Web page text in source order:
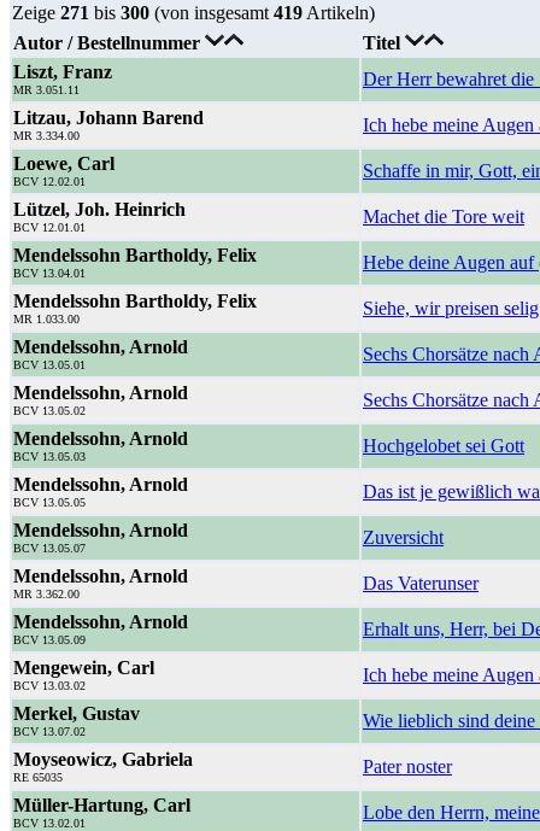
Zeige 271 bis 300 (von insgesamt 419 Artikeln)
Autor / Bestellnummer
Titel
Liszt, Franz
MR 3.051.11
Der Herr bewahret die
Litzau, Johann Barend
MR 3.334.00
Ich hebe meine Augen
Loewe, Carl
BCV 12.02.01
Schaffe in mir, Gott,
Lützel, Joh. Heinrich
BCV 12.01.01
Machet die Tore weit
Mendelssohn Bartholdy, Felix
BCV 13.04.01
Hebe deine Augen
Mendelssohn Bartholdy, Felix
MR 1.033.00
Siehe, wir preisen selig
Mendelssohn, Arnold
BCV 13.05.01
Sechs Chorsätze
Mendelssohn, Arnold
BCV 13.05.02
Sechs Chorsätze
Mendelssohn, Arnold
BCV 13.05.03
Hochgelobet sei Gott
Mendelssohn, Arnold
BCV 13.05.05
Das ist je gewißlich
Mendelssohn, Arnold
BCV 13.05.07
Zuversicht
Mendelssohn, Arnold
MR 3.362.00
Das Vaterunser
Mendelssohn, Arnold
BCV 13.05.09
Erhalt uns, Herr, bei
Mengewein, Carl
BCV 13.03.02
Ich hebe meine
Merkel, Gustav
BCV 13.07.02
Wie lieblich sind deine
Moyseowicz, Gabriela
RE 65035
Pater noster
Müller-Hartung, Carl
BCV 13.02.01
Lobe den Herrn,